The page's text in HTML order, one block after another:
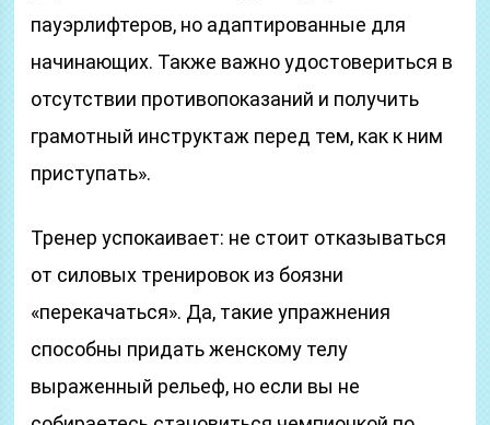
пауэрлифтеров, но адаптированные для
начинающих. Также важно удостовериться в
отсутствии противопоказаний и получить
грамотный инструктаж перед тем, как к ним
приступать».
Тренер успокаивает: не стоит отказываться
от силовых тренировок из боязни
«перекачаться». Да, такие упражнения
способны придать женскому телу
выраженный рельеф, но если вы не